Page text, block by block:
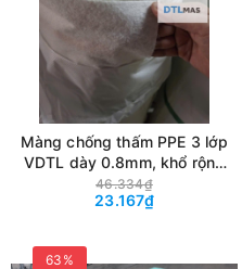
Màng chống thấm PPE 3 lớp
VDTL dày 0.8mm, khổ rộng
1.2m, tỷ trọng ~270g. Màng
chống thấm cao cấp, có cấu
Polypropylene Elastomer
46.334₫
23.167₫
63%